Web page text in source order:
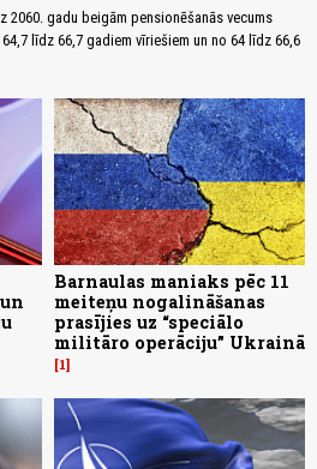
2060. gadu beigām pensionēšanās vecums
līdz 66,7 gadiem vīriešiem un no 64 līdz 66,6
Barnaulas maniaks pēc 11
meiteņu nogalināšanas
prasījies uz “speciālo
militāro operāciju” Ukrainā
1